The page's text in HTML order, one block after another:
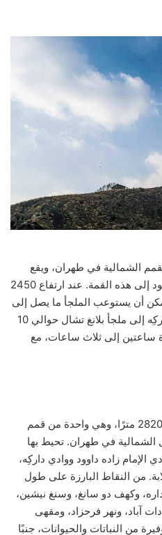
الشمالية في طهران، ويقع
ملجأ بلانغ تشال على طريق الصعود إلى هذه القمة. عند ارتفاع 2450
أن يستوعب الملجأ ما يصل إلى
70 شخصًا. المسافة من ساحة داركِه إلى ملجأ بلانغ تشال حوالي 10
ساعتين إلى ثلاث ساعات، مع
تقع قمة تشين كالاگ على ارتفاع 2820 مترًا، وهي واحدة من قمم
الشمالية في طهران. تحيط بها
الإمام زاده داوود ووادي داركِه،
من النقاط البارزة على طول
وكهف دو سانغ، وسنغ نيشين،
آباد، ونهر فرحزاد، ومقهى
من النباتات والحيوانات، جنبًا